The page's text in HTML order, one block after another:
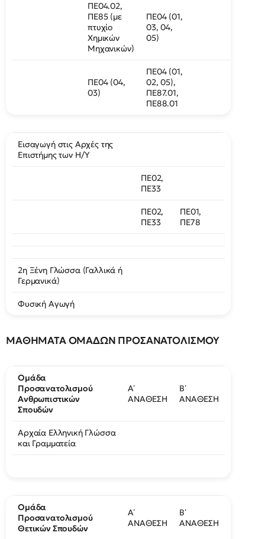
ΠΕ04.02,
ΠΕ85 (με
πτυχίο
Χημικών
Μηχανικών)
ΠΕ04 (01,
03, 04,
05)
ΠΕ04 (04,
03)
ΠΕ04 (01,
02, 05),
ΠΕ87.01,
ΠΕ88.01
Εισαγωγή στις Αρχές της
Επιστήμης των Η/Υ
ΠΕ02,
ΠΕ33
ΠΕ02,
ΠΕ33
ΠΕ01,
ΠΕ78
2η Ξένη Γλώσσα (Γαλλικά ή
Γερμανικά)
Φυσική Αγωγή
ΜΑΘΗΜΑΤΑ ΟΜΑΔΩΝ ΠΡΟΣΑΝΑΤΟΛΙΣΜΟΥ
Ομάδα
Προσανατολισμού
Ανθρωπιστικών
Σπουδών
Α΄
ΑΝΑΘΕΣΗ
Β΄
ΑΝΑΘΕΣΗ
Αρχαία Ελληνική Γλώσσα
και Γραμματεία
Ομάδα
Προσανατολισμού
Θετικών Σπουδών
Α΄
ΑΝΑΘΕΣΗ
Β΄
ΑΝΑΘΕΣΗ